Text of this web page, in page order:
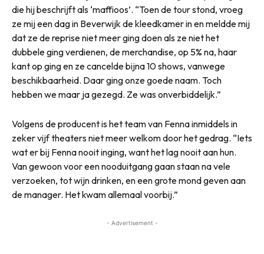
die hij beschrijft als ‘maffioos’. “Toen de tour stond, vroeg
ze mij een dag in Beverwijk de kleedkamer in en meldde mij
dat ze de reprise niet meer ging doen als ze niet het
dubbele ging verdienen, de merchandise, op 5% na, haar
kant op ging en ze cancelde bijna 10 shows, vanwege
beschikbaarheid. Daar ging onze goede naam. Toch
hebben we maar ja gezegd. Ze was onverbiddelijk.”
Volgens de producent is het team van Fenna inmiddels in
zeker vijf theaters niet meer welkom door het gedrag. “Iets
wat er bij Fenna nooit inging, want het lag nooit aan hun.
Van gewoon voor een nooduitgang gaan staan na vele
verzoeken, tot wijn drinken, en een grote mond geven aan
de manager. Het kwam allemaal voorbij.”
- Advertisement -